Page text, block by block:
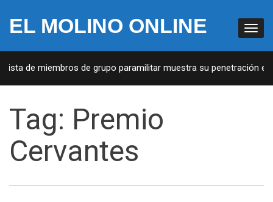
EL MOLINO ONLINE
de miembros de grupo paramilitar muestra su penetración en
Tag: Premio
Cervantes